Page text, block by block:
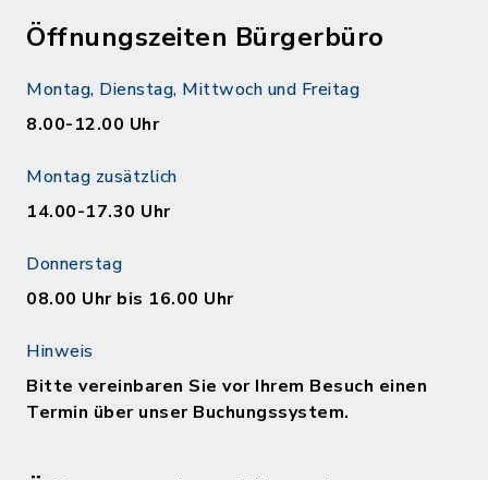
Öffnungszeiten Bürgerbüro
Montag, Dienstag, Mittwoch und Freitag
8.00-12.00 Uhr
Montag zusätzlich
14.00-17.30 Uhr
Donnerstag
08.00 Uhr bis 16.00 Uhr
Hinweis
Bitte vereinbaren Sie vor Ihrem Besuch einen
Termin über unser Buchungssystem.